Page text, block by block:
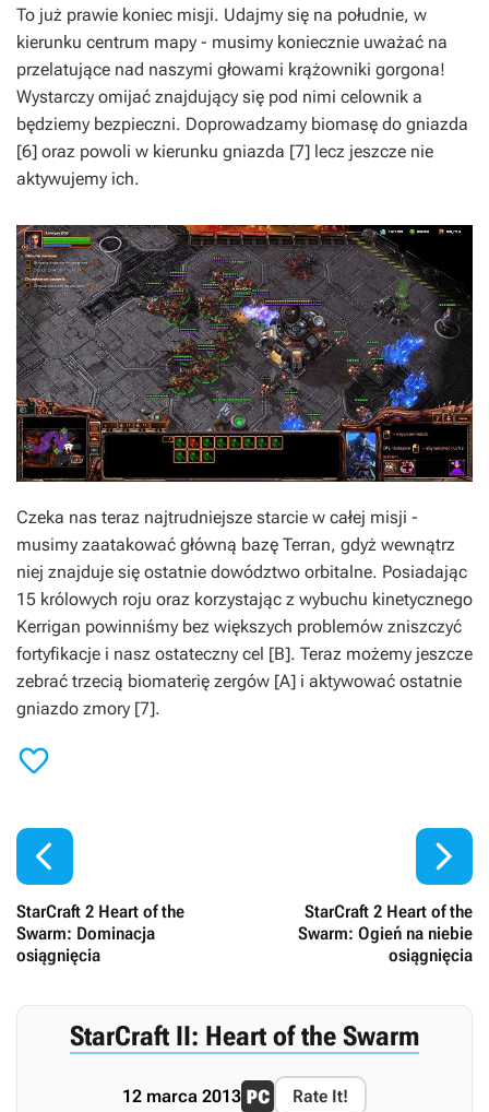
To już prawie koniec misji. Udajmy się na południe, w
kierunku centrum mapy - musimy koniecznie uważać na
przelatujące nad naszymi głowami krążowniki gorgona!
Wystarczy omijać znajdujący się pod nimi celownik a
będziemy bezpieczni. Doprowadzamy biomasę do gniazda
[6] oraz powoli w kierunku gniazda [7] lecz jeszcze nie
aktywujemy ich.
Czeka nas teraz najtrudniejsze starcie w całej misji -
musimy zaatakować główną bazę Terran, gdyż wewnątrz
niej znajduje się ostatnie dowództwo orbitalne. Posiadając
15 królowych roju oraz korzystając z wybuchu kinetycznego
Kerrigan powinniśmy bez większych problemów zniszczyć
fortyfikacje i nasz ostateczny cel [B]. Teraz możemy jeszcze
zebrać trzecią biomaterię zergów [A] i aktywować ostatnie
gniazdo zmory [7].


StarCraft 2 Heart of the
Swarm: Dominacja
osiągnięcia
StarCraft 2 Heart of the
Swarm: Ogień na niebie
osiągnięcia

StarCraft II: Heart of the Swarm
12 marca 2013 Rate It!